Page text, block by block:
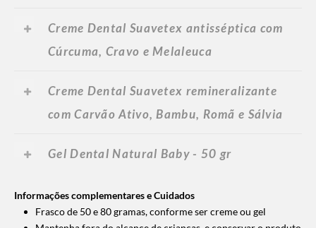
Creme Dental Suavetex antisséptica com
Cúrcuma, Cravo e Melaleuca
Creme Dental Suavetex remineralizante
com Carvão Ativo, Bambu, Romã e Sálvia
Gel Dental Natural Baby - 50 gr
Informações complementares e Cuidados
Frasco de 50 e 80 gramas, conforme ser creme ou gel